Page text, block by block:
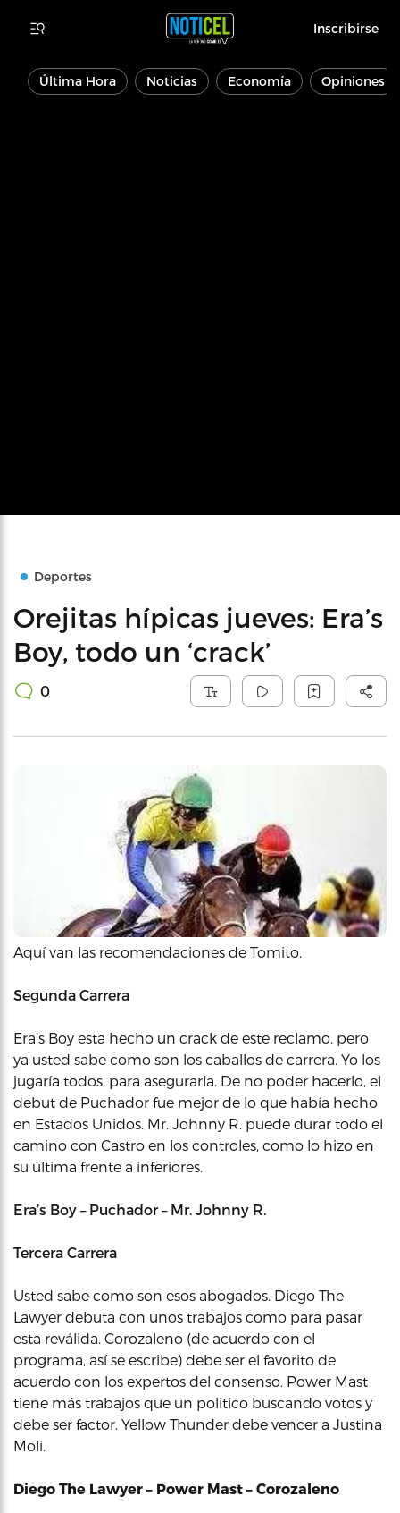
Inscribirse
Última Hora Noticias Economía Opiniones
Deportes
Orejitas hípicas jueves: Era’s
Boy, todo un ‘crack’
0
Aquí van las recomendaciones de Tomito.
Segunda Carrera
Era’s Boy esta hecho un crack de este reclamo, pero
ya usted sabe como son los caballos de carrera. Yo los
jugaría todos, para asegurarla. De no poder hacerlo, el
debut de Puchador fue mejor de lo que había hecho
en Estados Unidos. Mr. Johnny R. puede durar todo el
camino con Castro en los controles, como lo hizo en
su última frente a inferiores.
Era’s Boy – Puchador – Mr. Johnny R.
Tercera Carrera
Usted sabe como son esos abogados. Diego The
Lawyer debuta con unos trabajos como para pasar
esta reválida. Corozaleno (de acuerdo con el
programa, así se escribe) debe ser el favorito de
acuerdo con los expertos del consenso. Power Mast
tiene más trabajos que un politico buscando votos y
debe ser factor. Yellow Thunder debe vencer a Justina
Moli.
Diego The Lawyer – Power Mast – Corozaleno